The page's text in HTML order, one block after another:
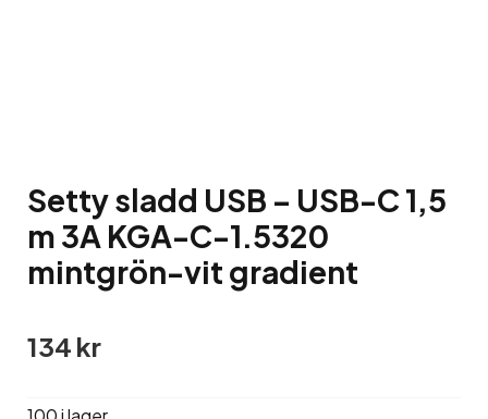
Setty sladd USB – USB-C 1,5
m 3A KGA-C-1.5320
mintgrön-vit gradient
134 kr